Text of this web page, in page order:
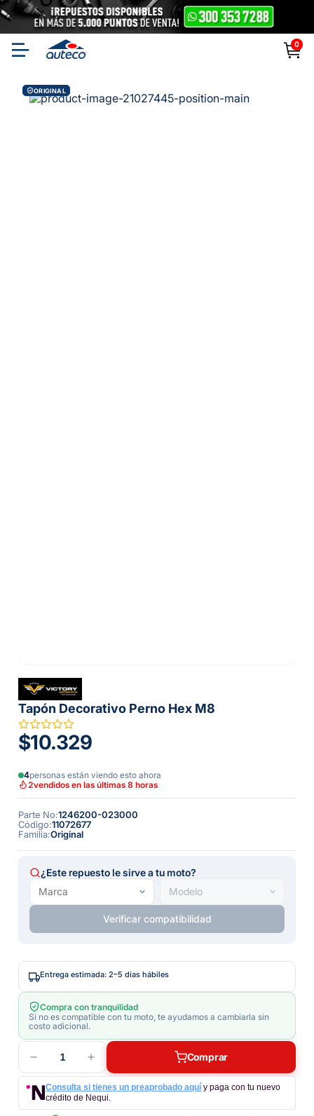
0
ORIGINAL
Tapón Decorativo Perno Hex M8
$10.329
4personas están viendo esto ahora
2vendidos en las últimas 8 horas
Parte No:1246200-023000
Código:11072677
Familia:Original
¿Este repuesto le sirve a tu moto?
Verificar compatibilidad
Entrega estimada: 2–5 días hábiles
Compra con tranquilidad
Si no es compatible con tu moto, te ayudamos a cambiarla sin
costo adicional.
1 Comprar
Consulta si tienes un preaprobado aquí y paga con tu nuevo
crédito de Nequi.